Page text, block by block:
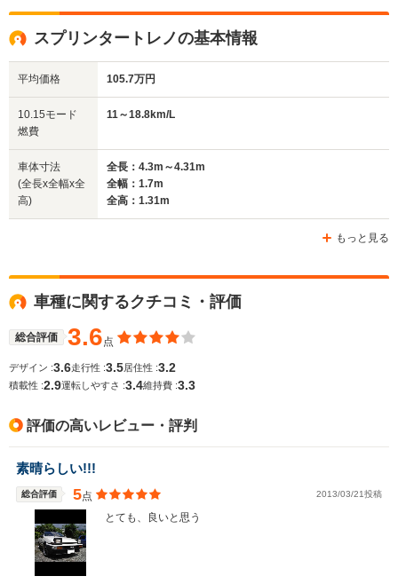
サイズ
(全長x全幅x全高)
WLTCモード
燃費
1.31m
全幅
1.7m
スプリンタートレノの基本情報
平均価格 105.7万円
10.15モード
燃費
11～18.8km/L
車体寸法
(全長x全幅x全
高)
全長：4.3m～4.31m
全幅：1.7m
全高：1.31m
もっと見る
車種に関するクチコミ・評価
総合評価 3.6 点
デザイン :3.6走行性 :3.5居住性 :3.2
積載性 :2.9運転しやすさ :3.4維持費 :3.3
評価の高いレビュー・評判
素晴らしい!!!
総合評価 5点 2013/03/21投稿
とても、良いと思う